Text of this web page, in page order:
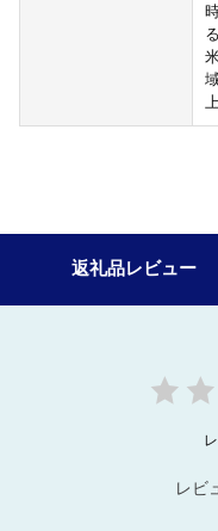
返礼品レビュー
レビ